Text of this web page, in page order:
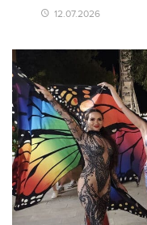
12.07.2026